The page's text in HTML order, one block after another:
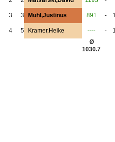
3 3 Muhl,Justinus 891 -
4 5 Kramer,Heike ---- -
Ø
1030.7